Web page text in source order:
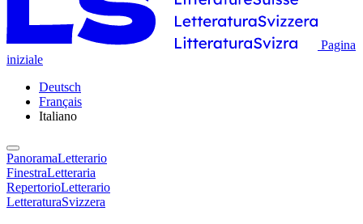
Pagina
iniziale
Deutsch
Français
Italiano
PanoramaLetterario
FinestraLetteraria
RepertorioLetterario
LetteraturaSvizzera